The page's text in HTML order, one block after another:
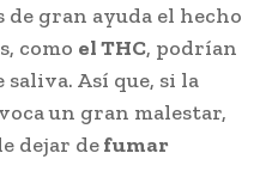
de gran ayuda el hecho
como el THC, podrían
Así que, si la
un gran malestar,
dejar defumar